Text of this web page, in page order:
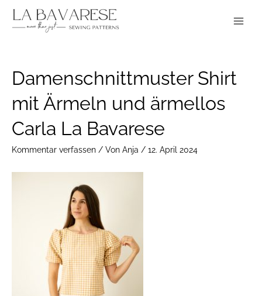
Inhalt
Damenschnittmuster Shirt
mit Ärmeln und ärmellos
Carla La Bavarese
Kommentar verfassen / Von Anja / 12. April 2024
navigation